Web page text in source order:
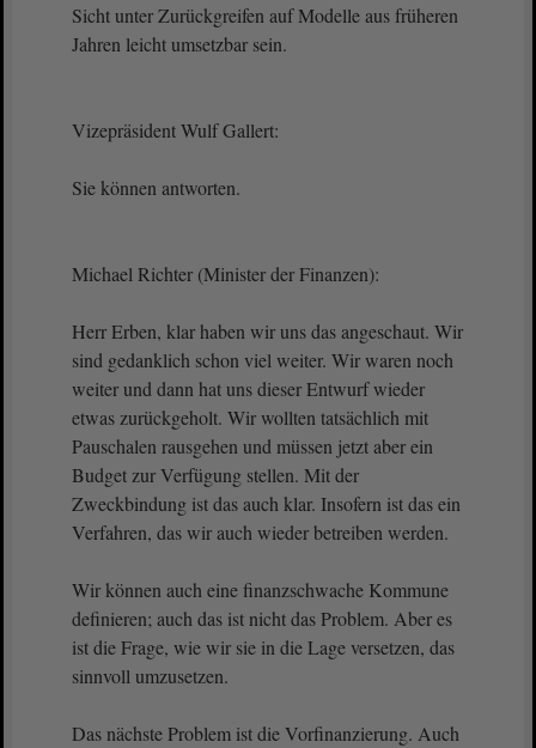
Sicht unter Zurückgreifen auf Modelle aus früheren
Jahren leicht umsetzbar sein.
Vizepräsident Wulf Gallert:
Sie können antworten.
Michael Richter (Minister der Finanzen):
Herr Erben, klar haben wir uns das angeschaut. Wir
sind gedanklich schon viel weiter. Wir waren noch
weiter und dann hat uns dieser Entwurf wieder
etwas zurückgeholt. Wir wollten tatsächlich mit
Pauschalen rausgehen und müssen jetzt aber ein
Budget zur Verfügung stellen. Mit der
Zweckbindung ist das auch klar. Insofern ist das ein
Verfahren, das wir auch wieder betreiben werden.
Wir können auch eine finanzschwache Kommune
definieren; auch das ist nicht das Problem. Aber es
ist die Frage, wie wir sie in die Lage versetzen, das
sinnvoll umzusetzen.
Das nächste Problem ist die Vorfinanzierung. Auch